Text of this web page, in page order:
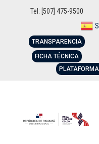
Tel: [507] 475-9500
TRANSPARENCIA
FICHA TÉCNICA